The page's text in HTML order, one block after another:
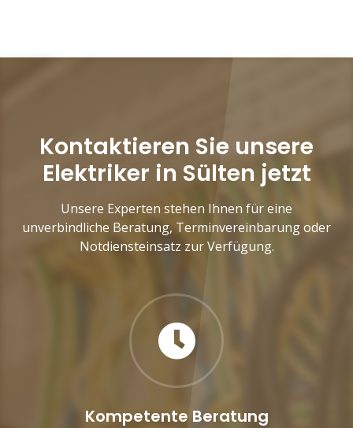
Kontaktieren Sie unsere
Elektriker in Sülten jetzt
Unsere Experten stehen Ihnen für eine
unverbindliche Beratung, Terminvereinbarung oder
Notdiensteinsatz zur Verfügung.
Kompetente Beratung